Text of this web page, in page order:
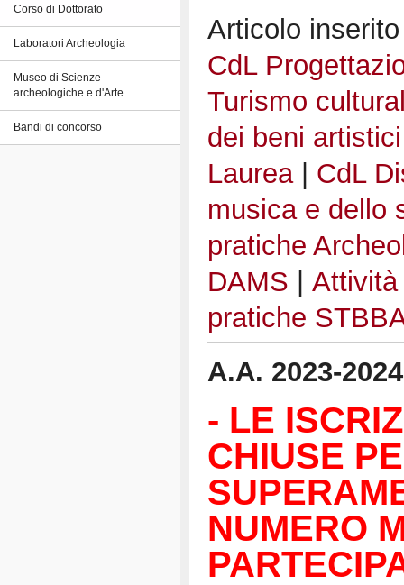
Corso di Dottorato
Laboratori Archeologia
Museo di Scienze
archeologiche e d'Arte
Bandi di concorso
Articolo
CdL
Turismo
dei beni
Laurea| CdL
musica e dello
pratiche
DAMS
pratiche
A.A. 2023-
- LE
CHIUSE
NUMERO